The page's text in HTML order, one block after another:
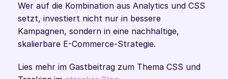
Wer auf die Kombination aus Analytics und CSS
setzt, investiert nicht nur in bessere
Kampagnen, sondern in eine nachhaltige,
skalierbare E-Commerce-Strategie.
Lies mehr im Gastbeitrag zum Thema CSS und